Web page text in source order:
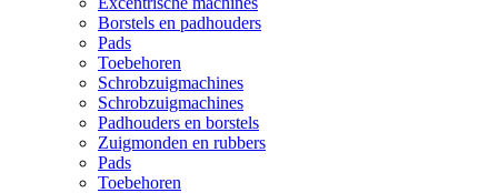
Borstels en padhouders
Pads
Toebehoren
Schrobzuigmachines
Schrobzuigmachines
Padhouders en borstels
Zuigmonden en rubbers
Pads
Toebehoren